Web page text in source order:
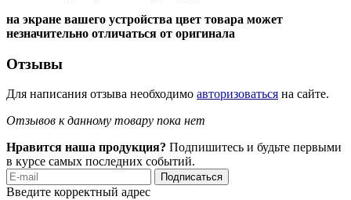
на экране вашего устройства цвет товара может
незначительно отличаться от оригинала
Отзывы
Для написания отзыва необходимо авторизоваться на сайте.
Отзывов к данному товару пока нет
Нравится наша продукция? Подпишитесь и будьте первыми
в курсе самых последних событий.
Подписаться
Введите корректный адрес